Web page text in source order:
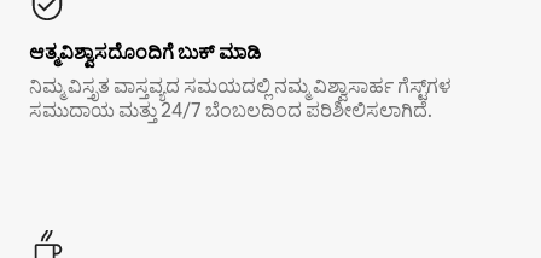
ಆತ್ಮವಿಶ್ವಾಸದೊಂದಿಗೆ ಬುಕ್ ಮಾಡಿ
ನಿಮ್ಮ ವಿಸ್ತೃತ ವಾಸ್ತವ್ಯದ ಸಮಯದಲ್ಲಿ ನಮ್ಮ ವಿಶ್ವಾಸಾರ್ಹ ಗೆಸ್ಟ್‌ಗಳ
ಸಮುದಾಯ ಮತ್ತು 24/7 ಬೆಂಬಲದಿಂದ ಪರಿಶೀಲಿಸಲಾಗಿದೆ.